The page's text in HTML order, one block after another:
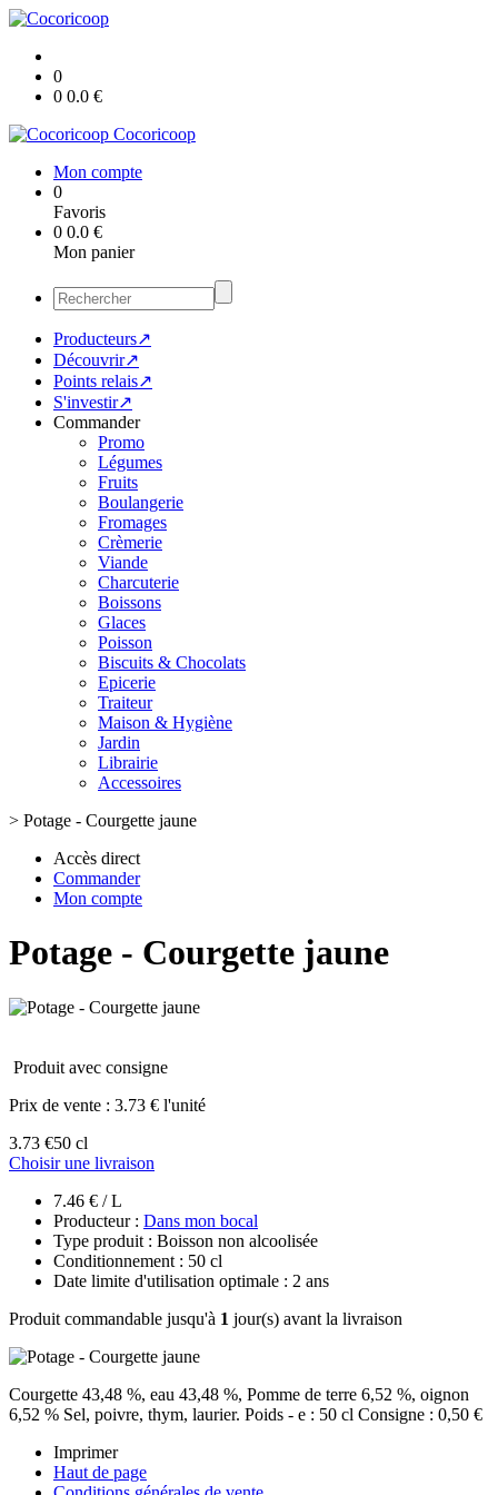
0
0 0.0 €
Cocoricoop
Mon compte
0
Favoris
0 0.0 €
Mon panier
Producteurs↗
Découvrir↗
Points relais↗
S'investir↗
Commander
Promo
Légumes
Fruits
Boulangerie
Fromages
Crèmerie
Viande
Charcuterie
Boissons
Glaces
Poisson
Biscuits & Chocolats
Epicerie
Traiteur
Maison & Hygiène
Jardin
Librairie
Accessoires
> Potage - Courgette jaune
Accès direct
Commander
Mon compte
Potage - Courgette jaune
Produit avec consigne
Prix de vente : 3.73 € l'unité
3.73 €50 cl
Choisir une livraison
7.46 € / L
Producteur : Dans mon bocal
Type produit : Boisson non alcoolisée
Conditionnement : 50 cl
Date limite d'utilisation optimale : 2 ans
Produit commandable jusqu'à 1 jour(s) avant la livraison
Courgette 43,48 %, eau 43,48 %, Pomme de terre 6,52 %, oignon
6,52 % Sel, poivre, thym, laurier. Poids - e : 50 cl Consigne : 0,50 €
Imprimer
Haut de page